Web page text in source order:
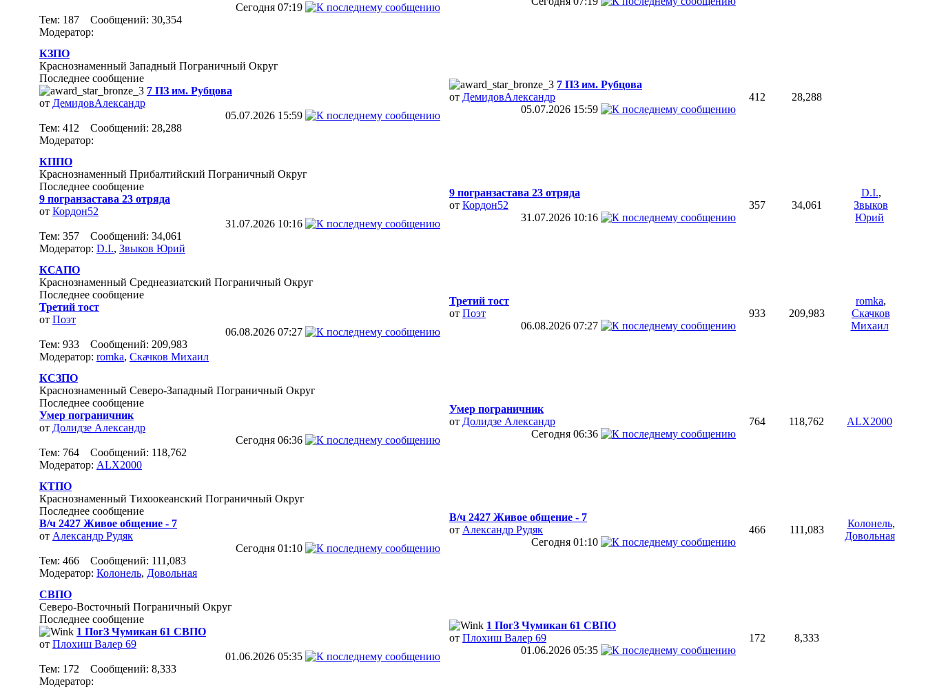
Сегодня 07:19
Тем: 187 Сообщений: 30,354
Модератор:
КЗПО
Краснознаменный Западный Пограничный Округ
Последнее сообщение
7 ПЗ им. Рубцова
от ДемидовАлександр
05.07.2026 15:59
Тем: 412 Сообщений: 28,288
Модератор:
7 ПЗ им. Рубцова
от ДемидовАлександр
05.07.2026 15:59
412 28,288
КППО
Краснознаменный Прибалтийский Пограничный Округ
Последнее сообщение
9 погранзастава 23 отряда
от Кордон52
31.07.2026 10:16
Тем: 357 Сообщений: 34,061
Модератор: D.I., Звыков Юрий
9 погранзастава 23 отряда
от Кордон52
31.07.2026 10:16
357 34,061
D.I.,
Звыков
Юрий
КСАПО
Краснознаменный Среднеазиатский Пограничный Округ
Последнее сообщение
Третий тост
от Поэт
06.08.2026 07:27
Тем: 933 Сообщений: 209,983
Модератор: romka, Скачков Михаил
Третий тост
от Поэт
06.08.2026 07:27
933 209,983
romka,
Скачков
Михаил
КСЗПО
Краснознаменный Северо-Западный Пограничный Округ
Последнее сообщение
Умер пограничник
от Долидзе Александр
Сегодня 06:36
Тем: 764 Сообщений: 118,762
Модератор: ALX2000
Умер пограничник
от Долидзе Александр
Сегодня 06:36
764 118,762 ALX2000
КТПО
Краснознаменный Тихоокеанский Пограничный Округ
Последнее сообщение
В/ч 2427 Живое общение - 7
от Александр Рудяк
Сегодня 01:10
Тем: 466 Сообщений: 111,083
Модератор: Колонель, Довольная
В/ч 2427 Живое общение - 7
от Александр Рудяк
Сегодня 01:10
466 111,083
Колонель,
Довольная
СВПО
Северо-Восточный Пограничный Округ
Последнее сообщение
1 ПогЗ Чумикан 61 СВПО
от Плохиш Валер 69
01.06.2026 05:35
Тем: 172 Сообщений: 8,333
Модератор:
1 ПогЗ Чумикан 61 СВПО
от Плохиш Валер 69
01.06.2026 05:35
172 8,333